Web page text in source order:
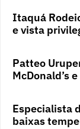
Itaquá
e vista
Patteo
McDonald’s
Especialista
baixas